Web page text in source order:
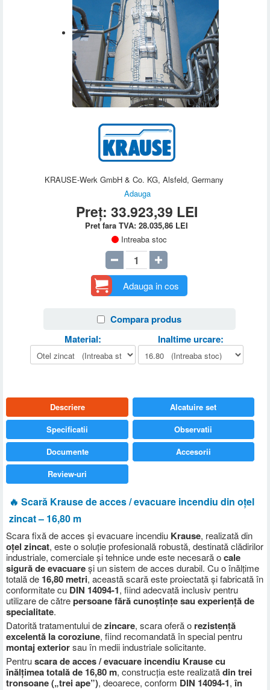
KRAUSE-Werk GmbH & Co. KG, Alsfeld, Germany
Adauga
Preț: 33.923,39 LEI
Pret fara TVA:28.035,86 LEI
Intreaba stoc
Adauga in cos
Compara produs
Material:
Inaltime urcare:
Descriere
🔥 Scară Krause de acces / evacuare incendiu din oțel
zincat – 16,80 m
Scara fixă de acces și evacuare incendiu Krause, realizată din
oțel zincat, este o soluție profesională robustă, destinată clădirilor
industriale, comerciale și tehnice unde este necesară ocale
sigură de evacuareși un sistem de acces durabil. Cu o înălțime
totală de 16,80 metri, această scară este proiectată și fabricată în
conformitate cu DIN 14094-1, fiind adecvată inclusiv pentru
utilizare de cătrepersoane fără cunoștințe sau experiență de
specialitate.
Datorită tratamentului dezincare, scara oferă o rezistență
excelentă la coroziune, fiind recomandată în special pentru
montaj exteriorsau în medii industriale solicitante.
Pentruscara de acces / evacuare incendiu Krause cu
înălțimea totală de 16,80 m, construcția este realizatădin trei
tronsoane („trei ape”), deoarece, conform DIN 14094-1,în
Alcatuire set
Specificatii
Observatii
Documente
Accesorii
Review-uri